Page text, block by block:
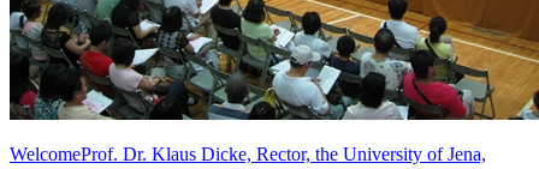
WelcomeProf. Dr. Klaus Dicke, Rector, the University of Jena,